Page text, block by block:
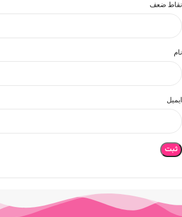
نقاط ضعف
نام
ایمیل